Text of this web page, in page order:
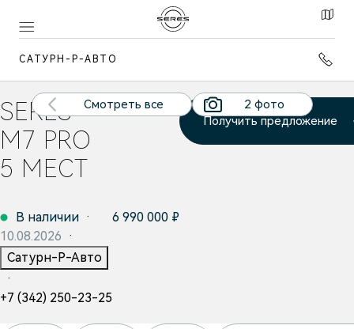
САТУРН-Р-АВТО
Смотреть все 2 фото
SERES
M7 PRO
5 МЕСТ
6 090 000 ₽
В наличии ·
10.08.2026 ·
Сатурн-Р-Авто
·
+7 (342) 250-23-25
6 990 000 ₽
Получить предложение